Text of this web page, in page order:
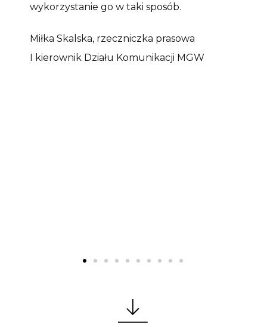
wykorzystanie go w taki sposób.
Miłka Skalska, rzeczniczka prasowa
I kierownik Działu Komunikacji MGW